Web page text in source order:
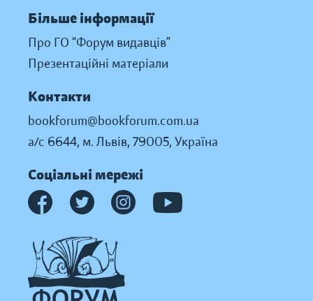
Більше інформації
Про ГО “Форум видавців”
Презентаційні матеріали
Контакти
bookforum@bookforum.com.ua
а/с 6644, м. Львів, 79005, Україна
Соціальні мережі